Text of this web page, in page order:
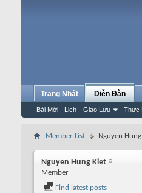
Trang Nhất Diễn Đàn
Bài Mới Lịch Giao Lưu Thực
Member List Nguyen
Nguyen Hung Kiet
Member
Find latest posts